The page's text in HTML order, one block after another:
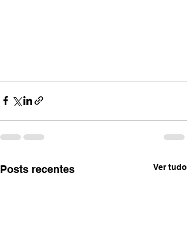
Posts recentes Ver tudo